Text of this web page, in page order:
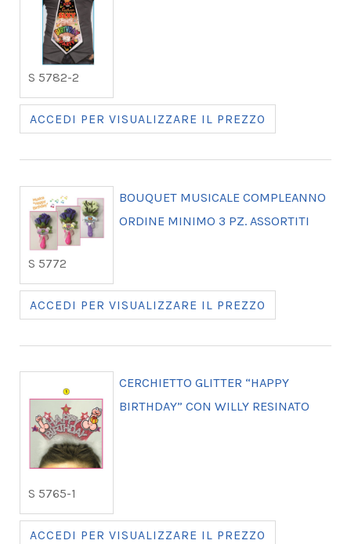
S 5782-2
ACCEDI PER VISUALIZZARE IL PREZZO
S 5772
BOUQUET MUSICALE COMPLEANNO
ORDINE MINIMO 3 PZ. ASSORTITI
ACCEDI PER VISUALIZZARE IL PREZZO
S 5765-1
CERCHIETTO GLITTER “HAPPY
BIRTHDAY” CON WILLY RESINATO
ACCEDI PER VISUALIZZARE IL PREZZO